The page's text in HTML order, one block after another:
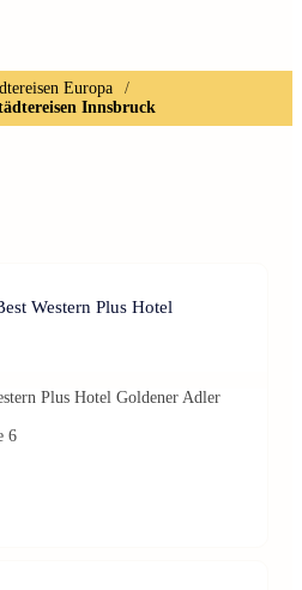
Europa
/
Innsbruck
Western Plus Hotel
Plus Hotel Goldener Adler
6